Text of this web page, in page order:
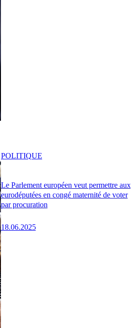
Le Parlement européen veut permettre aux
eurodéputées en congé maternité de voter
par procuration
18.06.2025
POLITIQUE